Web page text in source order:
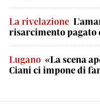
La rivelazione
risarcimento pagato
Lugano «La scena
Ciani ci impone di